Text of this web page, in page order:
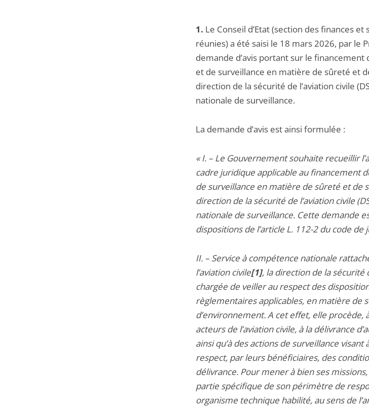
1. Le Conseil d’Etat (section des finances
réunies) a été saisi le 18 mars 2026, par le
demande d’avis portant sur le
et de surveillance en matière de sûreté et
direction de la sécurité de l’aviation civile
nationale de surveillance.
La demande d’avis est ainsi formulée :
« I. – Le Gouvernement souhaite recueillir
cadre juridique applicable au financement
de surveillance en matière de sûreté et de
direction de la sécurité de l’aviation civile
nationale de surveillance. Cette demande
dispositions de l’article L. 112-2 du code
II. – Service à compétence nationale
l’aviation civile[1], la direction de la sécurité
chargée de veiller au respect des
règlementaires applicables, en matière de
d’environnement. A cet effet, elle procède,
acteurs de l’aviation civile, à la délivrance
ainsi qu’à des actions de surveillance
respect, par leurs bénéficiaires, des
délivrance. Pour mener à bien ses
partie spécifique de son périmètre de
organisme technique habilité, au sens de